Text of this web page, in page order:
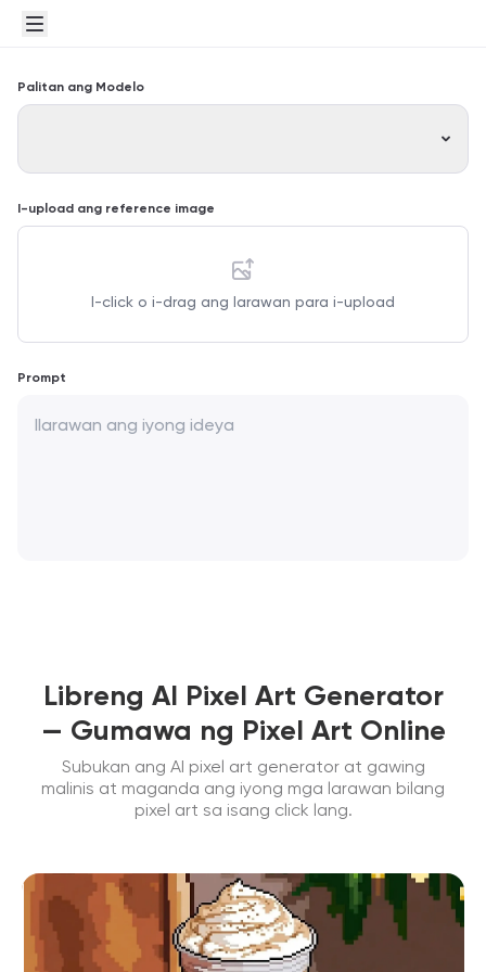
Palitan ang Modelo
I-upload ang reference image
I-click o i-drag ang larawan para i-upload
Prompt
Libreng AI Pixel Art Generator
— Gumawa ng Pixel Art Online
Subukan ang AI pixel art generator at gawing
malinis at maganda ang iyong mga larawan bilang
pixel art sa isang click lang.